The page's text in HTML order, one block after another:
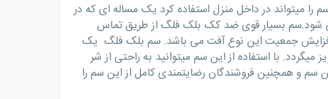
میتواند در داخل منزل استفاده کرد یک مساله ای که در
شود.سم بسیار قوی ضد کک بلک فلگ از طریق تماس
این سم مانع از تولید مثل و افزایش جمعیت این نوع آفت می باشد. سم بلک فلگ یک
با استفاده از این سم میتوانید به راحتی از شر
سم و همچنین فروشندگان رضایتمندی کامل از این سم را